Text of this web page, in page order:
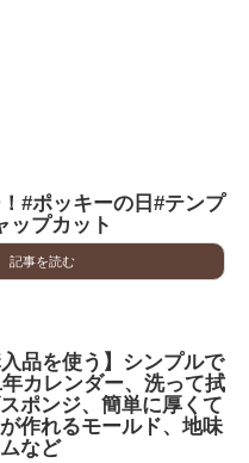
#ポッキーの日#テンプ
ップカット
記事を読む
品を使う】シンプルで
カレンダー、洗って拭
ポンジ、簡単に厚くて
作れるモールド、地味
など